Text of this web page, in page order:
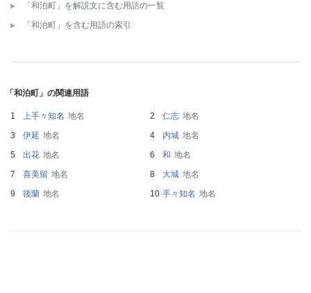
「和泊町」を解説文に含む用語の一覧
「和泊町」を含む用語の索引
「和泊町」の関連用語
上手々知名 地名 仁志 地名
伊延 地名 内城 地名
出花 地名 和 地名
喜美留 地名 大城 地名
後蘭 地名 手々知名 地名